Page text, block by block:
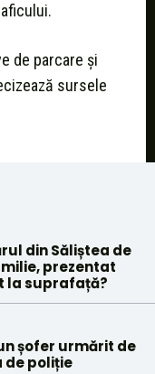
de parcare și
sursele
din Săliștea de
prezentat
la suprafață?
șofer urmărit de
de poliție